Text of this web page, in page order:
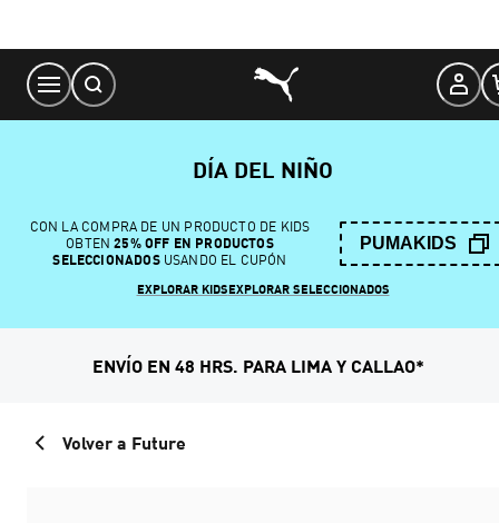
Content
DÍA DEL NIÑO
CON LA COMPRA DE UN PRODUCTO DE KIDS
OBTEN 25% OFF EN PRODUCTOS
SELECCIONADOSUSANDO EL CUPÓN
PUMAKIDS
EXPLORAR KIDSEXPLORAR SELECCIONADOS
ENVÍO EN 48 HRS. PARA LIMA Y CALLAO*
Volver a Future